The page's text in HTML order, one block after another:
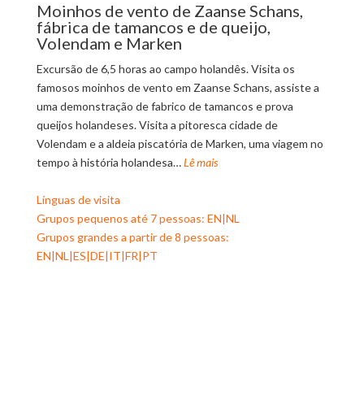
Moinhos de vento de Zaanse Schans,
fábrica de tamancos e de queijo,
Volendam e Marken
Excursão de 6,5 horas ao campo holandês. Visita os
famosos moinhos de vento em Zaanse Schans, assiste a
uma demonstração de fabrico de tamancos e prova
queijos holandeses. Visita a pitoresca cidade de
Volendam e a aldeia piscatória de Marken, uma viagem no
tempo à história holandesa…Lê mais
Línguas de visita
Grupos pequenos até 7 pessoas: EN|NL
Grupos grandes a partir de 8 pessoas:
EN|NL|ES|DE|IT|FR|PT